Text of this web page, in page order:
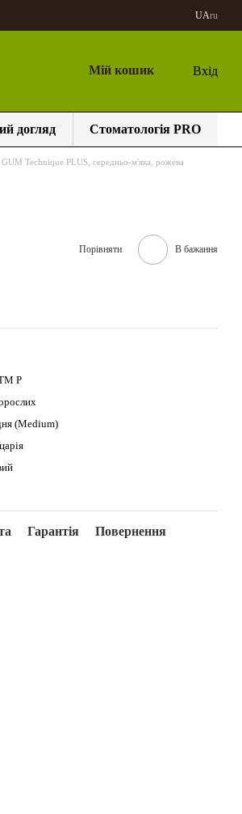
UAru
Мій кошик Вхід
догляд Стоматологія PRO
GUM Technique PLUS, середньо-м'яка, рожева
Порівняти В бажання
P
(Medium)
Гарантія
Повернення